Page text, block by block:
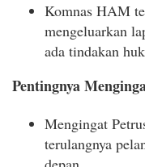
Komnas HAM
mengeluarkan
ada tindakan
Pentingnya
Mengingat
terulangnya